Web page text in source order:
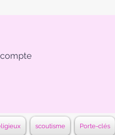
scoutisme Porte-clés